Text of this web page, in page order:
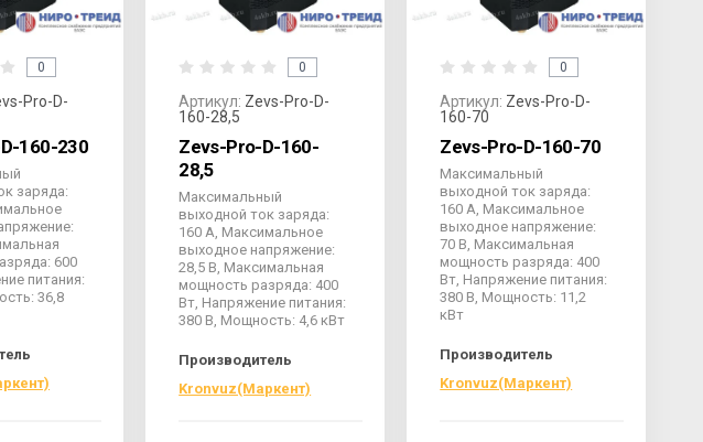
0
Pro-D-
160-230
заряда:
600
питания:
36,8
0
Артикул: Zevs-Pro-D-
160-28,5
Zevs-Pro-D-160-
28,5
Максимальный
выходной ток заряда:
160 А, Максимальное
выходное напряжение:
28,5 В, Максимальная
мощность разряда: 400
Вт, Напряжение питания:
380 В, Мощность: 4,6 кВт
Производитель
Kronvuz(Маркент)
0
Артикул: Zevs-Pro-D-
160-70
Zevs-Pro-D-160-70
Максимальный
выходной ток заряда:
160 А, Максимальное
выходное напряжение:
70 В, Максимальная
мощность разряда: 400
Вт, Напряжение питания:
380 В, Мощность: 11,2
кВт
Производитель
Kronvuz(Маркент)